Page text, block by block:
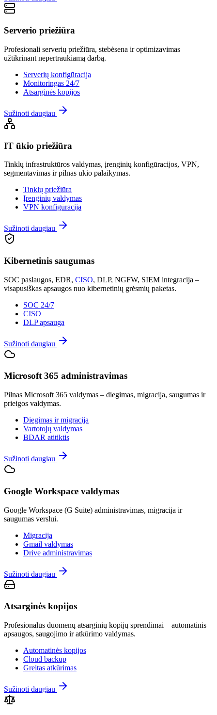
Serverio priežiūra
Profesionali serverių priežiūra, stebėsena ir optimizavimas
užtikrinant nepertraukiamą darbą.
Serverių konfigūracija
Monitoringas 24/7
Atsarginės kopijos
Sužinoti daugiau
IT ūkio priežiūra
Tinklų infrastruktūros valdymas, įrenginių konfigūracijos, VPN,
segmentavimas ir pilnas ūkio palaikymas.
Tinklų priežiūra
Įrenginių valdymas
VPN konfigūracija
Sužinoti daugiau
Kibernetinis saugumas
SOC paslaugos, EDR, CISO, DLP, NGFW, SIEM integracija –
visapusiškas apsaugos nuo kibernetinių grėsmių paketas.
SOC 24/7
CISO
DLP apsauga
Sužinoti daugiau
Microsoft 365 administravimas
Pilnas Microsoft 365 valdymas – diegimas, migracija, saugumas ir
prieigos valdymas.
Diegimas ir migracija
Vartotojų valdymas
BDAR atitiktis
Sužinoti daugiau
Google Workspace valdymas
Google Workspace (G Suite) administravimas, migracija ir
saugumas verslui.
Migracija
Gmail valdymas
Drive administravimas
Sužinoti daugiau
Atsarginės kopijos
Profesionalūs duomenų atsarginių kopijų sprendimai – automatinis
apsaugos, saugojimo ir atkūrimo valdymas.
Automatinės kopijos
Cloud backup
Greitas atkūrimas
Sužinoti daugiau